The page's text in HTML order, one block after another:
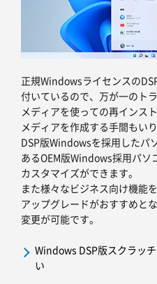
正規Windowsライセンスの
付いているので、万が一のト
メディアを使っての再インス
メディアを作成する手間もいり
DSP版Windowsを採用したパ
あるOEM版Windows採用パソ
カスタマイズができます。
また様々なビジネス向け機能
アップグレードがおすすめと
変更が可能です。
Windows DSP版スクラッ
い